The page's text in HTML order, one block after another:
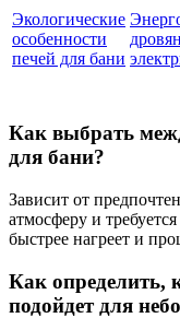
Экологические
особенности
печей для бани
Как выбрать
для бани?
Зависит от
атмосферу и
быстрее нагреет и
Как определить,
подойдет для